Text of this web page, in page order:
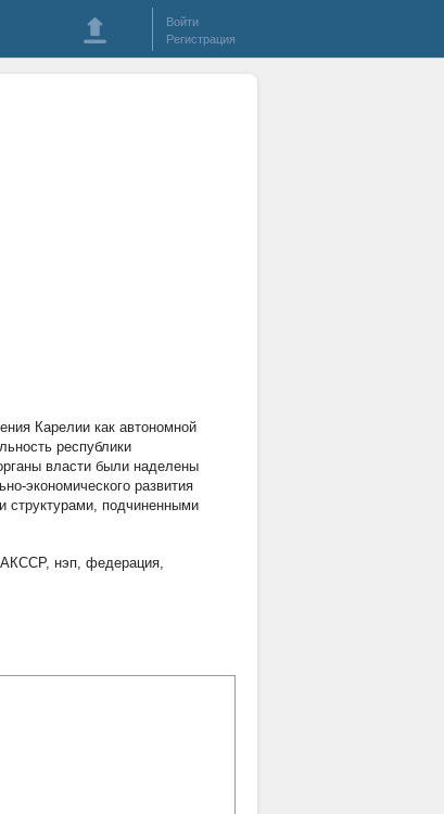
Войти
Регистрация
Карелии как автономной
республики
власти были наделены
экономического развития
структурами, подчиненными
АКССР, нэп, федерация,